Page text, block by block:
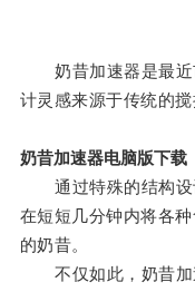
奶昔加速器是最近
计灵感来源于传统的
奶昔加速器电脑版下载
通过特殊的结构设
在短短几分钟内将各
的奶昔。
不仅如此，奶昔加